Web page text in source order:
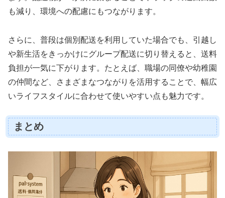
も減り、環境への配慮にもつながります。
さらに、普段は個別配送を利用していた場合でも、引越し
や新生活をきっかけにグループ配送に切り替えると、送料
負担が一気に下がります。たとえば、職場の同僚や幼稚園
の仲間など、さまざまなつながりを活用することで、幅広
いライフスタイルに合わせて使いやすい点も魅力です。
まとめ